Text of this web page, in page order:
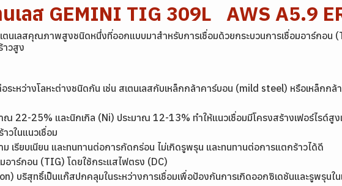
เลส GEMINI TIG 309L AWS A5.9
ตนเลสคุณภาพสูงชนิดหนึ่งที่ออกแบบมาสำหรับการเชื่อมด้วยกระบวนการเชื่อมอาร์กอน
วสูง
ระหว่างโลหะต่างชนิดกัน เช่น สเตนเลสกับเหล็กกล้าคาร์บอน (mild steel) หรือเหล็กกล้
ณ 22-25% และนิกเกิล (Ni) ประมาณ 12-13% ทำให้แนวเชื่อมมีโครงสร้างเฟอร์ไรด์สู
วในแนวเชื่อม
เรียบเนียน และทนทานต่อการกัดกร่อน ไม่เกิดรูพรุน และทนทานต่อการแตกร้าวได้ดี
อาร์กอน (TIG) โดยใช้กระแสไฟตรง (DC)
บริสุทธิ์เป็นแก๊สปกคลุมในระหว่างการเชื่อมเพื่อป้องกันการเกิดออกซิเดชันและรูพรุนใน